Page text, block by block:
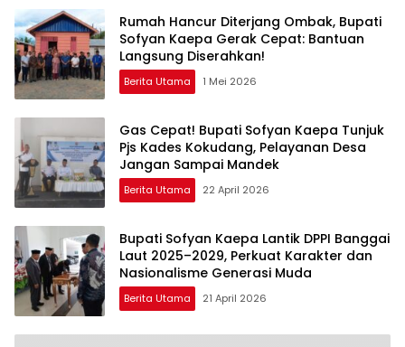
Rumah Hancur Diterjang Ombak, Bupati
Sofyan Kaepa Gerak Cepat: Bantuan
Langsung Diserahkan!
Berita Utama 1 Mei 2026
Gas Cepat! Bupati Sofyan Kaepa Tunjuk
Pjs Kades Kokudang, Pelayanan Desa
Jangan Sampai Mandek
Berita Utama 22 April 2026
Bupati Sofyan Kaepa Lantik DPPI Banggai
Laut 2025–2029, Perkuat Karakter dan
Nasionalisme Generasi Muda
Berita Utama 21 April 2026